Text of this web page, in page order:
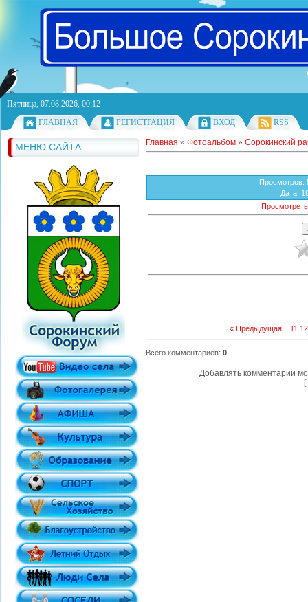
Пятница, 07.08.2026, 00:12
ГЛАВНАЯ
РЕГИСТРАЦИЯ ВХОД RSS
МЕНЮ САЙТА Главная » Фотоальбом » Сорокинский
Просмотров:
Дата:
« Предыдущая| 11 12
Всего комментариев: 0
Добавлять комментарии
[